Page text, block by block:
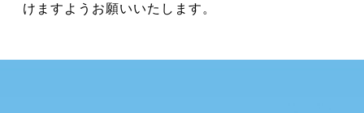
けますようお願いいたします。